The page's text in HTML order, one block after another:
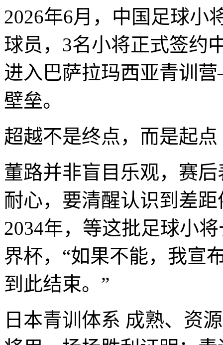
2026年6月，中国足球小
球员，3名小将正式签约
进入巴萨拉玛西亚青训
壁垒。
超越不是终点，而是起点
董路并非盲目乐观，赛
耐心，要清醒认识到差
2034年，等这批足球小
界杯，“如果不能，我宣
到此结束。”
日本青训体系 成熟、资